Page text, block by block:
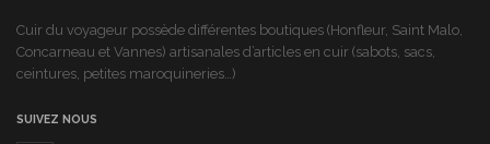
Cuir du voyageur possède différentes boutiques (Honfleur, Saint Malo,
Concarneau et Vannes) artisanales d’articles en cuir (sabots, sacs,
ceintures, petites maroquineries…)
SUIVEZ NOUS